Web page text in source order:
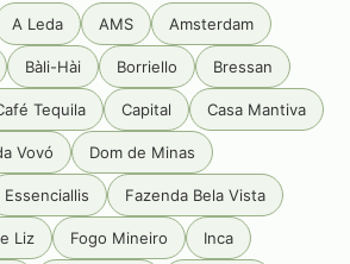
A Leda AMS Amsterdam
Bàli-Hài Borriello Bressan
Tequila Capital Casa Mantiva
Vovó Dom de Minas
Essenciallis Fazenda Bela Vista
Liz Fogo Mineiro Inca